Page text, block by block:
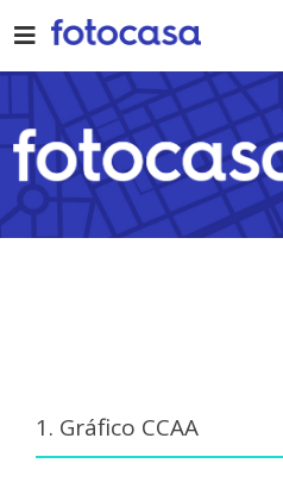
to
content
1. Gráfico CCAA